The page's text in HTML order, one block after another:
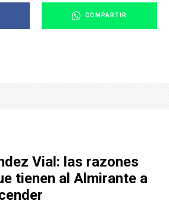
COMPARTIR
Vial: las razones
tienen al Almirante a